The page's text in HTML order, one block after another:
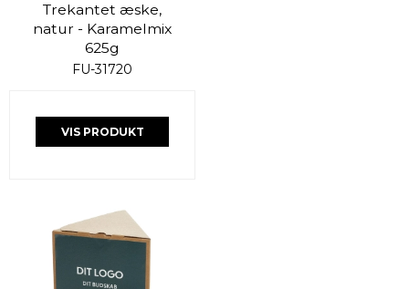
Trekantet æske,
natur - Karamelmix
625g
FU-31720
VIS PRODUKT